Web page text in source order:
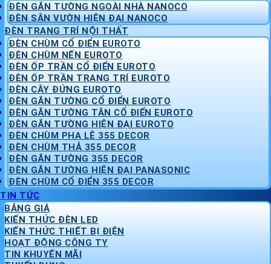
ĐÈN GẮN TƯỜNG NGOÀI NHÀ NANOCO
ĐÈN SÂN VƯỜN HIỆN ĐẠI NANOCO
ĐÈN TRANG TRÍ NỘI THẤT
ĐÈN CHÙM CỔ ĐIỂN EUROTO
ĐÈN CHÙM NẾN EUROTO
ĐÈN ỐP TRẦN CỔ ĐIỂN EUROTO
ĐÈN ỐP TRẦN TRANG TRÍ EUROTO
ĐÈN CÂY ĐỨNG EUROTO
ĐÈN GẮN TƯỜNG CỔ ĐIỂN EUROTO
ĐÈN GẮN TƯỜNG TÂN CỔ ĐIỂN EUROTO
ĐÈN GẮN TƯỜNG HIỆN ĐẠI EUROTO
ĐÈN CHÙM PHA LÊ 355 DECOR
ĐÈN CHÙM THẢ 355 DECOR
ĐÈN GẮN TƯỜNG 355 DECOR
ĐÈN GẮN TƯỜNG HIỆN ĐẠI PANASONIC
ĐÈN CHÙM CỔ ĐIỂN 355 DECOR
TIN TỨC
BẢNG GIÁ
KIẾN THỨC ĐÈN LED
KIẾN THỨC THIẾT BỊ ĐIỆN
HOẠT ĐỘNG CÔNG TY
TIN KHUYẾN MÃI